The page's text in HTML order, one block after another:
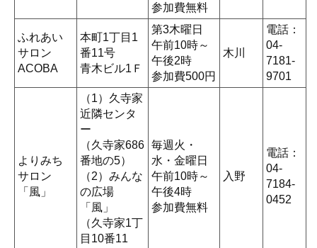
参加費無料
ふれあい
サロン
ACOBA
本町1丁目1
番11号
青木ビル1Ｆ
第3木曜日
午前10時～
午後2時
参加費500円
木川
電話：
04-
7181-
9701
よりみち
サロン
「風」
（1）久寺家
近隣センタ
ー
（久寺家686
番地の5）
（2）みんな
の広場
「風」
（久寺家1丁
目10番11
毎週火・
水・金曜日
午前10時～
午後4時
参加費無料
入野
電話：
04-
7184-
0452